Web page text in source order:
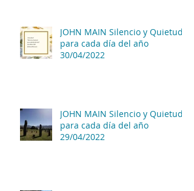
JOHN MAIN Silencio y Quietud
para cada día del año
30/04/2022
JOHN MAIN Silencio y Quietud
para cada día del año
29/04/2022